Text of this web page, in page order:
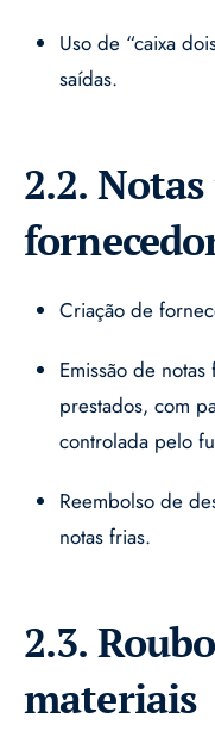
Uso de “caixa
saídas.
2.2.
Criação de
Emissão de
prestados, com
controlada pelo
Reembolso de
notas frias.
2.3.
materiais